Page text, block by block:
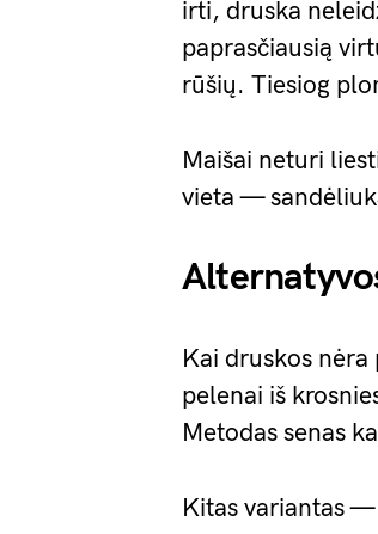
irti, druska
paprasčiausią
rūšių. Tiesiog
Maišai neturi
vieta —
Kai druskos
pelenai iš
Metodas senas
Kitas variantas —